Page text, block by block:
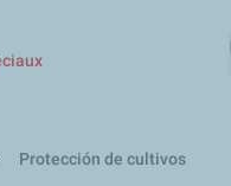
Protección de cultivos